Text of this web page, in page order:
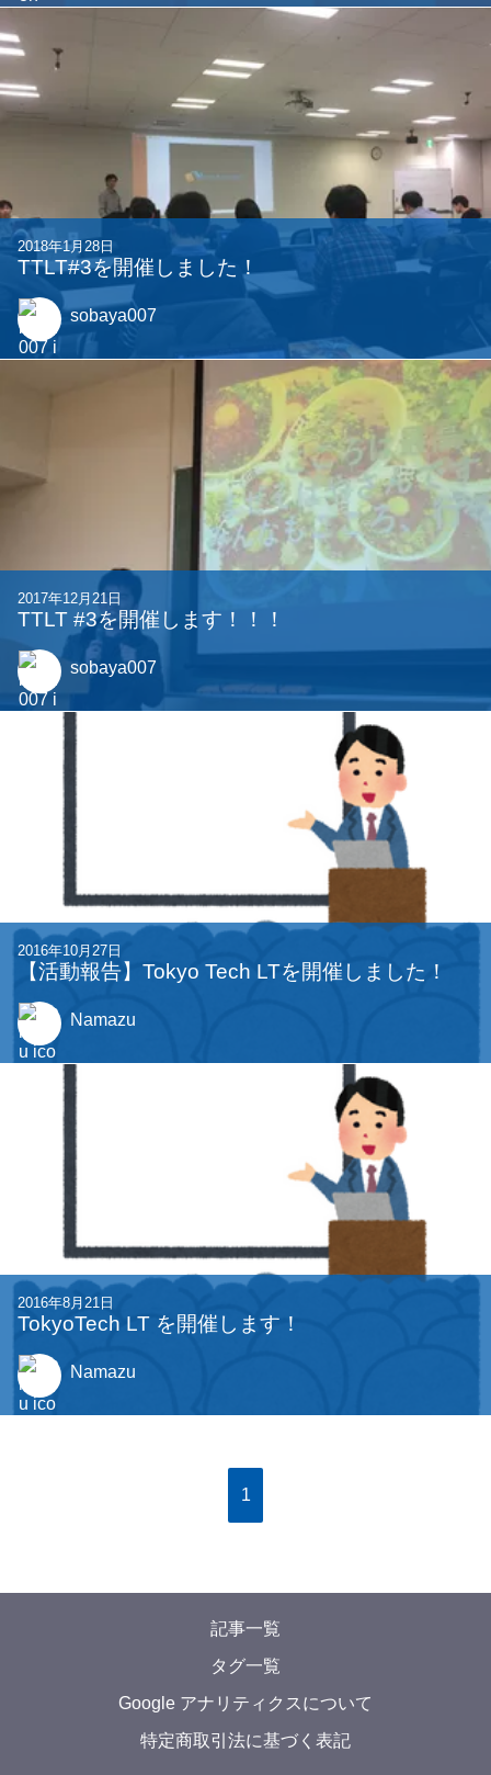
2018年1月28日
TTLT#3を開催しました！
sobaya007
2017年12月21日
TTLT #3を開催します！！！
sobaya007
2016年10月27日
【活動報告】Tokyo Tech LTを開催しました！
Namazu
2016年8月21日
TokyoTech LT を開催します！
Namazu
1
記事一覧
タグ一覧
Google アナリティクスについて
特定商取引法に基づく表記